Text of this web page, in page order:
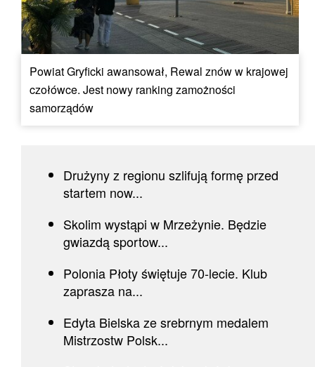
Powiat Gryficki awansował, Rewal znów w krajowej
czołówce. Jest nowy ranking zamożności
samorządów
Drużyny z regionu szlifują formę przed
startem now...
Skolim wystąpi w Mrzeżynie. Będzie
gwiazdą sportow...
Polonia Płoty świętuje 70-lecie. Klub
zaprasza na...
Edyta Bielska ze srebrnym medalem
Mistrzostw Polsk...